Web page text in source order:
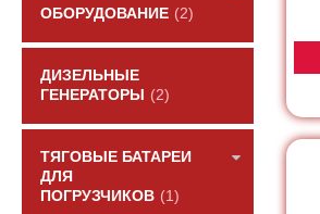
ОБОРУДОВАНИЕ (2)
ДИЗЕЛЬНЫЕ
ГЕНЕРАТОРЫ
(2)
ТЯГОВЫЕ БАТАРЕИ
ДЛЯ
ПОГРУЗЧИКОВ (1)